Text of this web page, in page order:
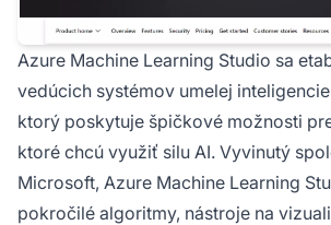
Azure Machine Learning Studio sa
vedúcich systémov umelej
ktorý poskytuje špičkové možnosti
ktoré chcú využiť silu AI. Vyvinutý
Microsoft, Azure Machine Learning
pokročilé algoritmy, nástroje na